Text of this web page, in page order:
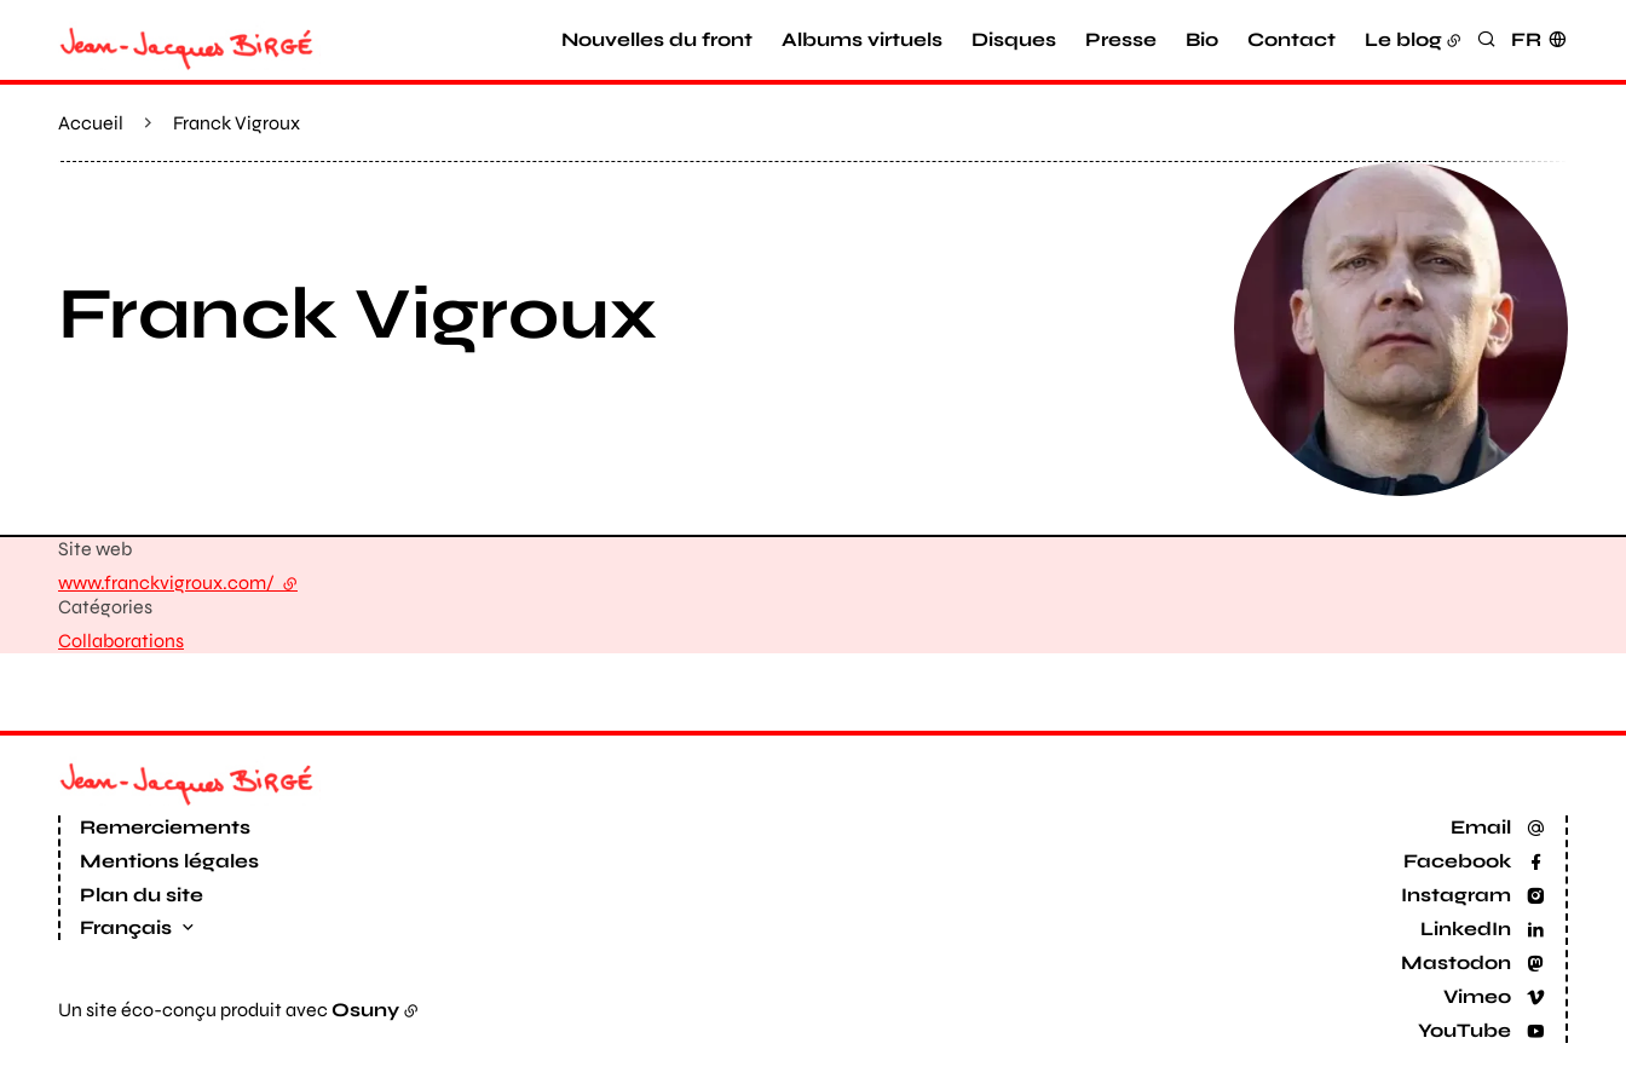
Nouvelles du front Albums virtuels Disques Presse Bio Contact Le blog Rechercher
FR
Accueil Franck Vigroux
Franck Vigroux
Catégories
Collaborations
Site web
www.franckvigroux.com/ - lien externe
Email
Facebook
Instagram
LinkedIn
Mastodon
Vimeo
YouTube
Remerciements
Mentions légales
Plan du site
Français
Un site éco-conçu produit avec Osuny